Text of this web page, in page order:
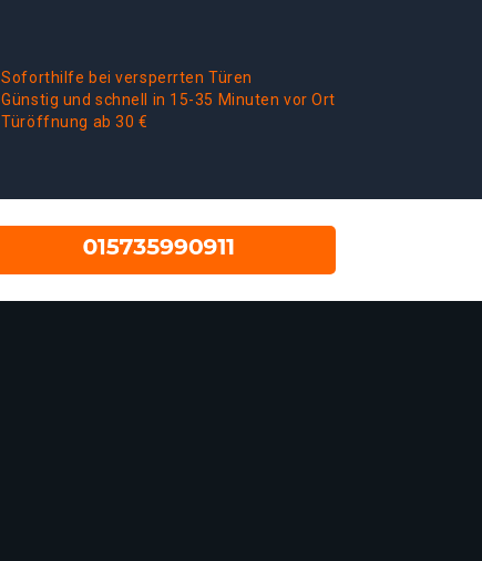
Soforthilfe bei versperrten Türen
Günstig und schnell in 15-35 Minuten vor Ort
Türöffnung ab 30 €